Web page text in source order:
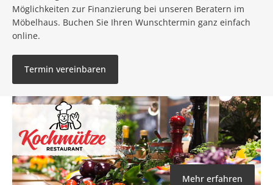
Möglichkeiten zur Finanzierung bei unseren Beratern im
Möbelhaus. Buchen Sie Ihren Wunschtermin ganz einfach
online.
Termin vereinbaren
Mehr erfahren